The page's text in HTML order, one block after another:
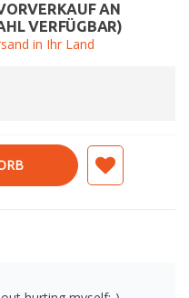
AN
VERFÜGBAR)
in Ihr Land